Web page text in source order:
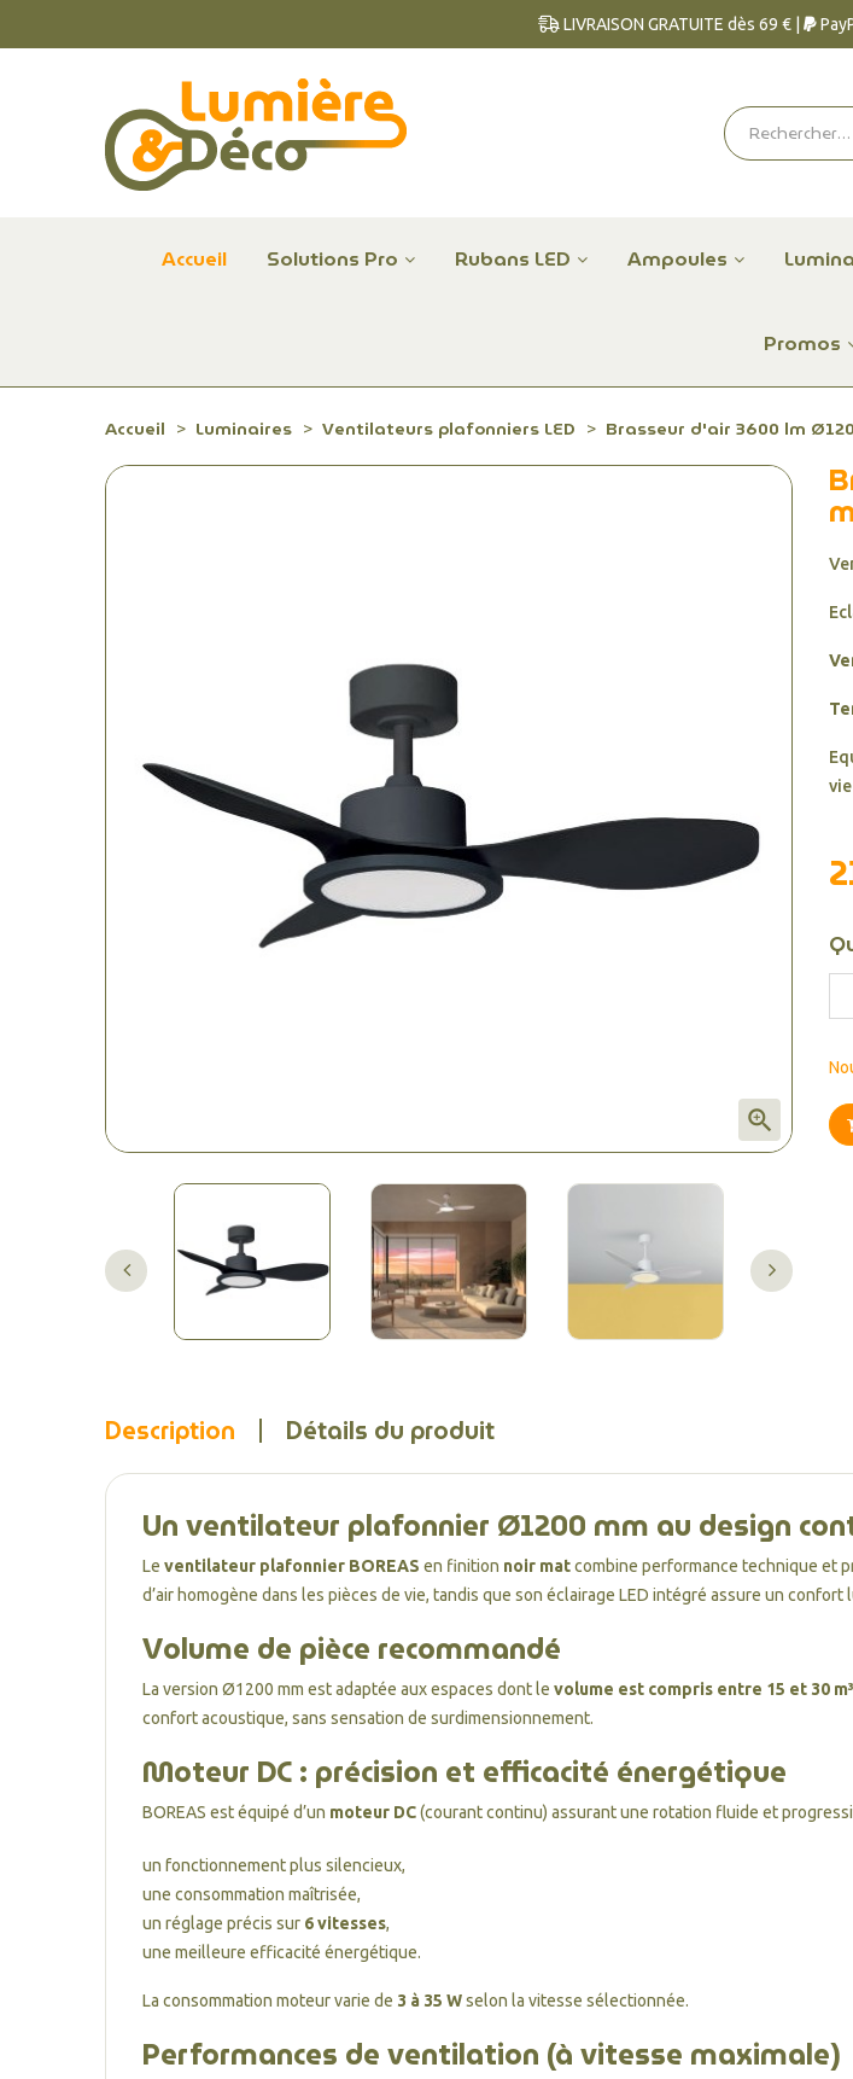
LIVRAISON GRATUITE dès 69 € |
Accueil Solutions Pro Rubans LED Ampoules
Promos
Accueil Luminaires Ventilateurs plafonniers LED Brasseur d'air 3600 lm

vie
Description Détails du produit
Un ventilateur plafonnier Ø1200 mm au design
Le ventilateur plafonnier BOREAS en finition noir matcombine performance technique et
d’air homogène dans les pièces de vie, tandis que son éclairage LED intégré assure un
Volume de pièce recommandé
La version Ø1200 mm est adaptée aux espaces dont le volume est compris entre 15 et 30 m³
confort acoustique, sans sensation de surdimensionnement.
Moteur DC : précision et efficacité énergétique
BOREAS est équipé d’un moteur DC(courant continu) assurant une rotation fluide et
un fonctionnement plus silencieux,
une consommation maîtrisée,
un réglage précis sur 6 vitesses,
une meilleure efficacité énergétique.
La consommation moteur varie de 3 à 35 Wselon la vitesse sélectionnée.
Performances de ventilation (à vitesse maximale)